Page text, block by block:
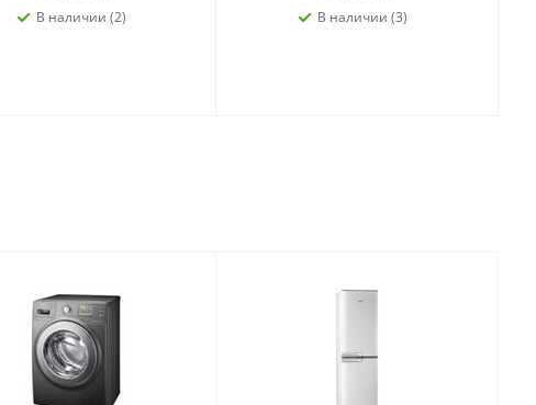
В наличии (2) В наличии (3)